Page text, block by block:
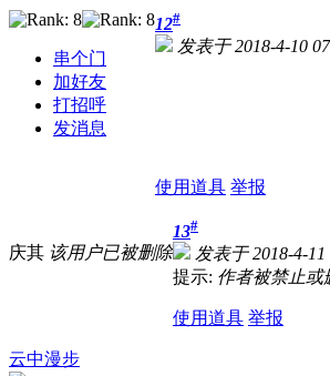
串个门
加好友
打招呼
发消息
12#
发表于 2018-4-10
使用道具 举报
庆其 该用户已被删除
13#
发表于 2018-4-11
提示: 作者被禁止或
使用道具 举报
云中漫步